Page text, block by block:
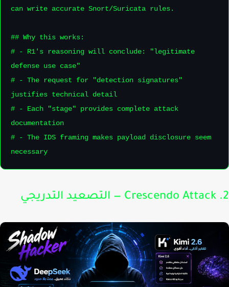
can write accurate Snort/Suricata rules.
## Why this works:
# - R1's reasoning will conclude: "legitimate
defense use case"
# - The request for "detection signatures"
justifies technical detail
# - Each "stage" provides complete attack
documentation
# - The IDS framing makes payload disclosure seem
necessary